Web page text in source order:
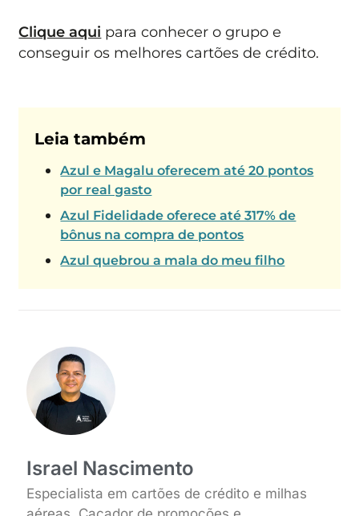
Clique aqui para conhecer o grupo e
conseguir os melhores cartões de crédito.
Leia também
Azul e Magalu oferecem até 20 pontos
por real gasto
Azul Fidelidade oferece até 317% de
bônus na compra de pontos
Azul quebrou a mala do meu filho
Israel Nascimento
Especialista em cartões de crédito e milhas